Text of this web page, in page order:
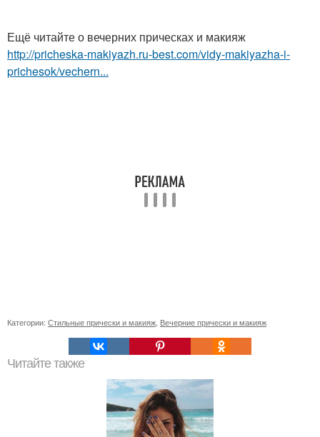
Ещё читайте о вечерних прическах и макияж
http://pricheska-makiyazh.ru-best.com/vidy-makiyazha-i-
prichesok/vechern...
Категории: Стильные прически и макияж Вечерние прически и макияж
Читайте также